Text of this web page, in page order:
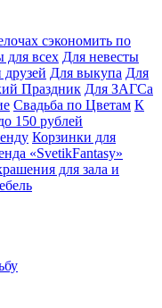
сэкономить по
для всех Для невесты
друзей Для выкупа Для
Праздник Для ЗАГСа
Свадьба по Цветам К
150 рублей
Корзинки для
«SvetikFantasy»
для зала и